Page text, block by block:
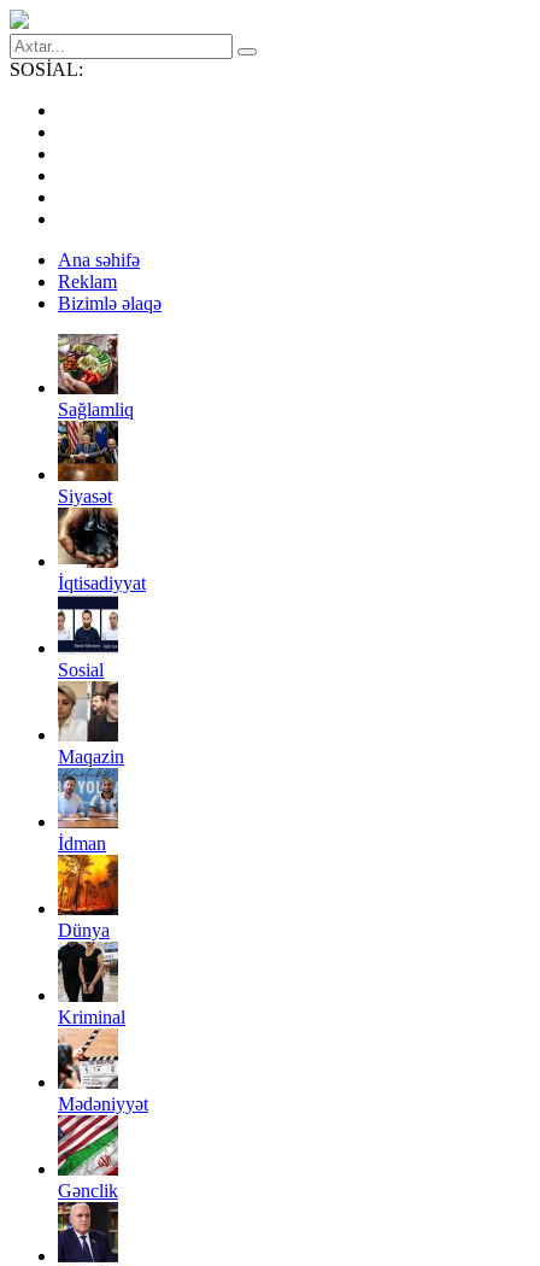
SOSİAL:
Ana səhifə
Reklam
Bizimlə əlaqə
Sağlamliq
Siyasət
İqtisadiyyat
Sosial
Maqazin
İdman
Dünya
Kriminal
Mədəniyyət
Gənclik